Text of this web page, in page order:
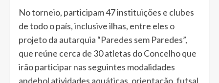
No torneio, participam 47 instituições e clubes
de todo o país, inclusive ilhas, entre eles o
projeto da autarquia “Paredes sem Paredes”,
que reúne cerca de 30 atletas do Concelho que
irão participar nas seguintes modalidades
andebol atividades aquáticas, orientação, futsal,